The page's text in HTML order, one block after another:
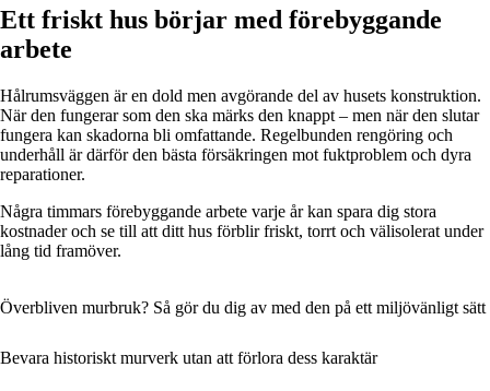
Ett friskt hus börjar med förebyggande
arbete
Hålrumsväggen är en dold men avgörande del av husets konstruktion.
När den fungerar som den ska märks den knappt – men när den slutar
fungera kan skadorna bli omfattande. Regelbunden rengöring och
underhåll är därför den bästa försäkringen mot fuktproblem och dyra
reparationer.
Några timmars förebyggande arbete varje år kan spara dig stora
kostnader och se till att ditt hus förblir friskt, torrt och välisolerat under
lång tid framöver.
Överbliven murbruk? Så gör du dig av med den på ett miljövänligt sätt
Bevara historiskt murverk utan att förlora dess karaktär